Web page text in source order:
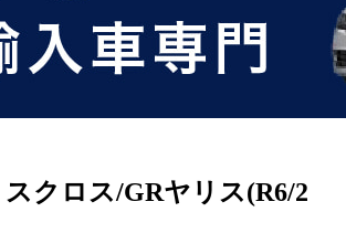
クロス/GRヤリス(R6/2